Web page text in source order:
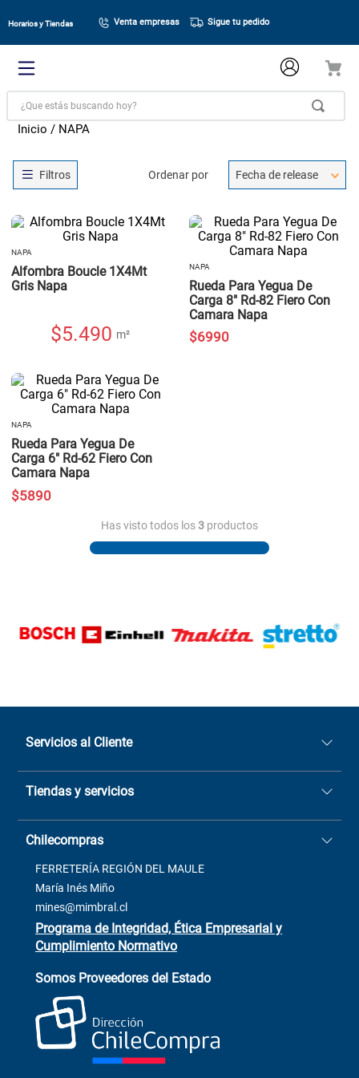
Horarios y Tiendas Venta empresas Sigue tu pedido
¿Que estás buscando hoy?
NAPA
Ordenar por Fecha de release
NAPA
Alfombra Boucle 1X4Mt
Gris Napa
$5.490 m²
NAPA
Rueda Para Yegua De
Carga 8" Rd-82 Fiero Con
Camara Napa
$6990
NAPA
Rueda Para Yegua De
Carga 6" Rd-62 Fiero Con
Camara Napa
$5890
Has visto todos los 3 productos
Servicios al Cliente
Quiénes somos
Sucursales
Términos y condiciones
Contacto
Venta Terreno
Trabaja con Nosotros
+56 9 6779 0465
+(73) 256
ChileCompras
+56 9 9888 9549
Tiendas y servicios
Casa Matriz: Avenida Chorrillos
2137 San Javier, Fono (73)
Chilecompras
FERRETERÍA REGIÓN DEL MAULE
María Inés Miño
mines@mimbral.cl
Programa de Integridad, Ética Empresarial y
Cumplimiento Normativo
Somos Proveedores del Estado